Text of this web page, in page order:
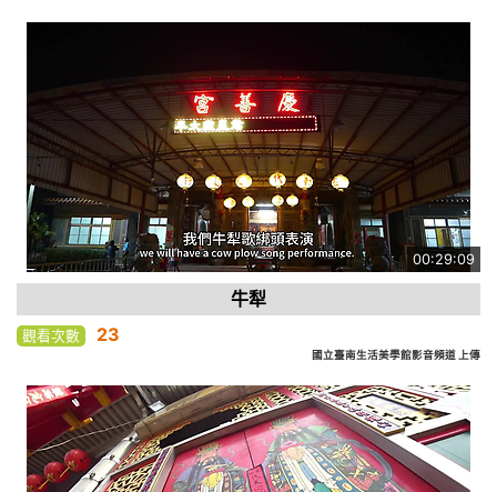
00:29:09
牛犁
觀看次數 23
國立臺南生活美學館影音頻道 上傳